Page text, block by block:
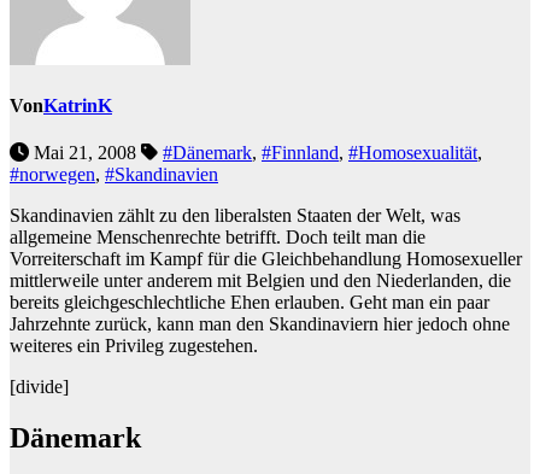
VonKatrinK
Mai 21, 2008 #Dänemark, #Finnland, #Homosexualität,
#norwegen, #Skandinavien
Skandinavien zählt zu den liberalsten Staaten der Welt, was
allgemeine Menschenrechte betrifft. Doch teilt man die
Vorreiterschaft im Kampf für die Gleichbehandlung Homosexueller
mittlerweile unter anderem mit Belgien und den Niederlanden, die
bereits gleichgeschlechtliche Ehen erlauben. Geht man ein paar
Jahrzehnte zurück, kann man den Skandinaviern hier jedoch ohne
weiteres ein Privileg zugestehen.
[divide]
Dänemark